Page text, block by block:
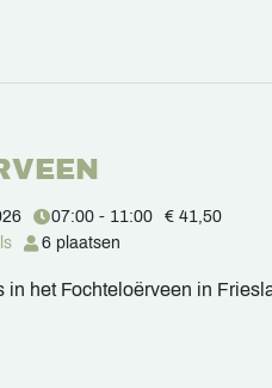
07:00 - 11:00
€ 41,50
6 plaatsen
in het Fochteloërveen in